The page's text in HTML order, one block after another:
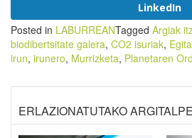
LinkedIn
Posted in LABURREANTagged Argiak
biodibertsitate galera, CO2 isuriak,
irun, irunero, Murrizketa, Planetaren
ERLAZIONATUTAKO